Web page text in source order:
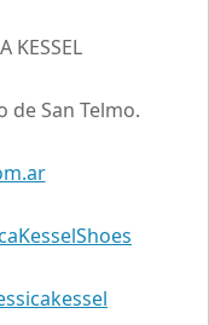
KESSEL
de San Telmo.